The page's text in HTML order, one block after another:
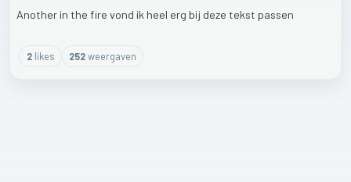
Another in the fire vond ik heel erg bij deze tekst passen
2likes 252weergaven